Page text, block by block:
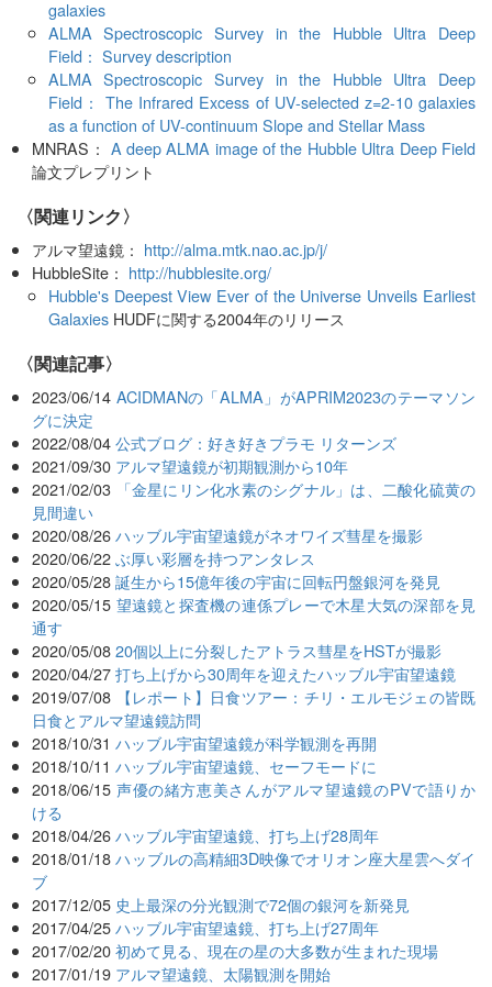
galaxies
ALMA Spectroscopic Survey in the Hubble Ultra Deep
Field： Survey description
ALMA Spectroscopic Survey in the Hubble Ultra Deep
Field： The Infrared Excess of UV-selected z=2-10 galaxies
as a function of UV-continuum Slope and Stellar Mass
MNRAS： A deep ALMA image of the Hubble Ultra Deep Field
論文プレプリント
〈関連リンク〉
アルマ望遠鏡： http://alma.mtk.nao.ac.jp/j/
HubbleSite： http://hubblesite.org/
Hubble's Deepest View Ever of the Universe Unveils Earliest
GalaxiesHUDFに関する2004年のリリース
関連記事
2023/06/14 ACIDMANの「ALMA」がAPRIM2023のテーマソン
グに決定
2022/08/04 公式ブログ：好き好きプラモ リターンズ
2021/09/30 アルマ望遠鏡が初期観測から10年
2021/02/03
「金星にリン化水素のシグナル」は、二酸化硫黄の
見間違い
2020/08/26 ハッブル宇宙望遠鏡がネオワイズ彗星を撮影
2020/06/22 ぶ厚い彩層を持つアンタレス
2020/05/28 誕生から15億年後の宇宙に回転円盤銀河を発見
2020/05/15 望遠鏡と探査機の連係プレーで木星大気の深部を見
通す
2020/05/08 20個以上に分裂したアトラス彗星をHSTが撮影
2020/04/27 打ち上げから30周年を迎えたハッブル宇宙望遠鏡
2019/07/08
【レポート】日食ツアー：チリ・エルモジェの皆既
日食とアルマ望遠鏡訪問
2018/10/31 ハッブル宇宙望遠鏡が科学観測を再開
2018/10/11 ハッブル宇宙望遠鏡、セーフモードに
2018/06/15 声優の緒方恵美さんがアルマ望遠鏡のPVで語りか
ける
2018/04/26 ハッブル宇宙望遠鏡、打ち上げ28周年
2018/01/18 ハッブルの高精細3D映像でオリオン座大星雲へダイ
ブ
2017/12/05 史上最深の分光観測で72個の銀河を新発見
2017/04/25 ハッブル宇宙望遠鏡、打ち上げ27周年
2017/02/20 初めて見る、現在の星の大多数が生まれた現場
2017/01/19 アルマ望遠鏡、太陽観測を開始